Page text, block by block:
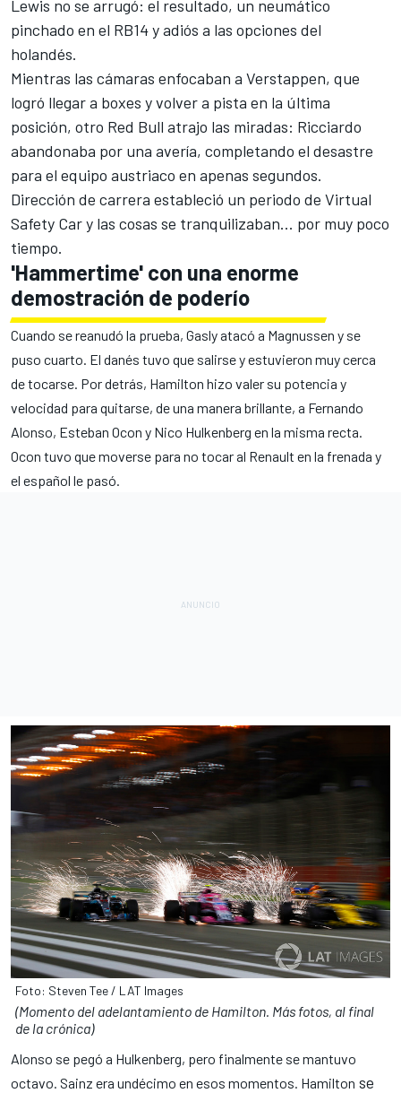
Lewis no se arrugó: el resultado, un neumático
pinchado en el RB14 y adiós a las opciones del
holandés.
Mientras las cámaras enfocaban a Verstappen, que
logró llegar a boxes y volver a pista en la última
posición, otro Red Bull atrajo las miradas: Ricciardo
abandonaba por una avería, completando el desastre
para el equipo austriaco en apenas segundos.
Dirección de carrera estableció un periodo de Virtual
Safety Car y las cosas se tranquilizaban... por muy poco
tiempo.
'Hammertime' con una enorme
demostración de poderío
Cuando se reanudó la prueba, Gasly atacó a Magnussen y se
puso cuarto. El danés tuvo que salirse y estuvieron muy cerca
de tocarse. Por detrás, Hamilton hizo valer su potencia y
velocidad para quitarse, de una manera brillante, a Fernando
Alonso, Esteban Ocon y Nico Hulkenberg en la misma recta.
Ocon tuvo que moverse para no tocar al Renault en la frenada y
el español le pasó.
Foto: Steven Tee / LAT Images
(Momento del adelantamiento de Hamilton. Más fotos, al final
de la crónica)
Alonso se pegó a Hulkenberg, pero finalmente se mantuvo
octavo. Sainz era undécimo en esos momentos. Hamilton se